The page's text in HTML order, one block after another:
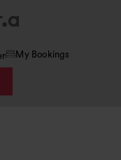
My Bookings